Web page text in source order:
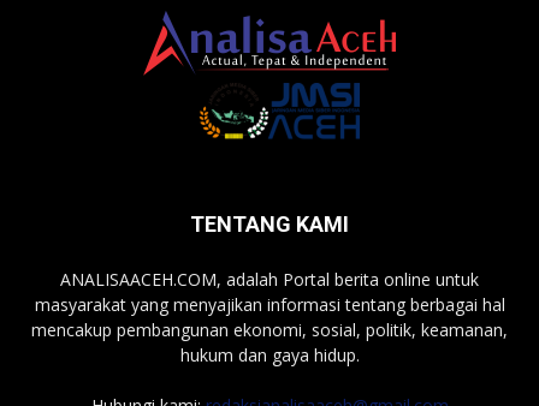
TENTANG KAMI
ANALISAACEH.COM, adalah Portal berita online untuk
masyarakat yang menyajikan informasi tentang berbagai hal
mencakup pembangunan ekonomi, sosial, politik, keamanan,
hukum dan gaya hidup.